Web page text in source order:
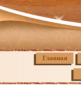
Главная